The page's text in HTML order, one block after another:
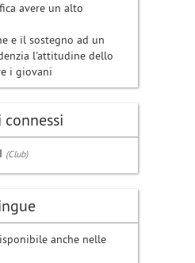
avere un alto
e il sostegno ad un
l'attitudine dello
i giovani
(Club)
anche nelle